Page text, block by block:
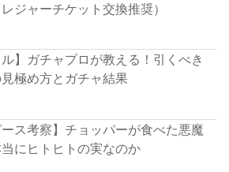
ジャーチケット交換推奨）
ル】ガチャプロが教える！引くべき
極め方とガチャ結果
ース考察】チョッパーが食べた悪魔
にヒトヒトの実なのか